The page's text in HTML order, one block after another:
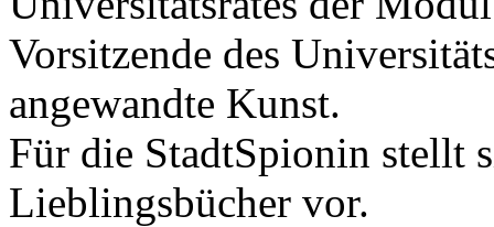
Vorsitzende des
angewandte Kunst.
Für die StadtSpionin stellt
Lieblingsbücher vor.